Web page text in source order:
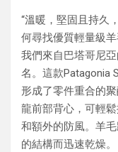
“溫暖，堅固且持久
何尋找優質輕量級
我們來自巴塔哥尼
名。這款Patagonia
形成了零件重合的
龍前部背心，可輕
和額外的防風。羊
的結構而迅速乾燥。